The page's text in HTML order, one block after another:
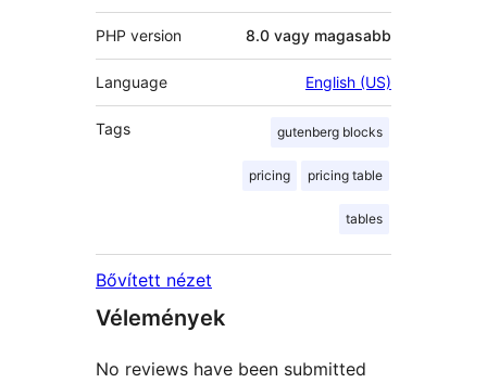
PHP version 8.0 vagy magasabb
Language English (US)
Tags gutenberg blocks
pricing pricing table
tables
Bővített nézet
Vélemények
No reviews have been submitted